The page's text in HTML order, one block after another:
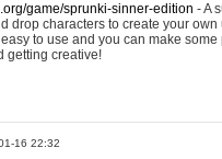
game/sprunki-sinner-edition - A
drop characters to create your
to use and you can make
getting creative!
16 22:32